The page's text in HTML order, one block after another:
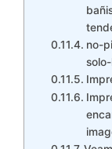
no-